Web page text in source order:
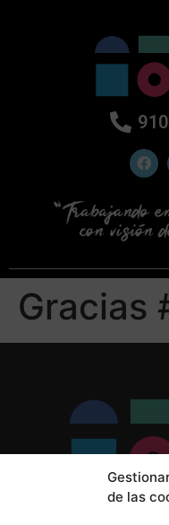
de las
Gracias